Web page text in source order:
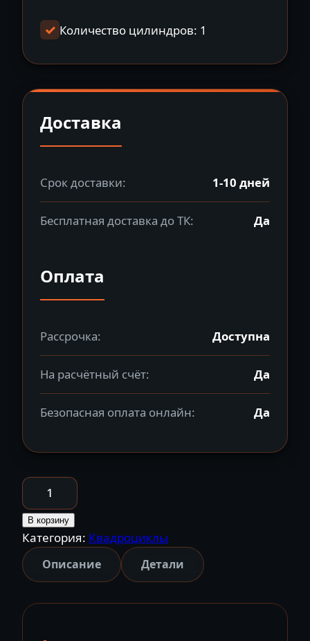
Количество цилиндров: 1
Доставка
Срок доставки: 1-10 дней
Бесплатная доставка до ТК: Да
Оплата
Рассрочка: Доступна
На расчётный счёт: Да
Безопасная оплата онлайн: Да
Количество
товара
Квадроцикл
бензиновый
MOTAX
GRIZLIK
ULTRA
В корзину
Категория: Квадроциклы
Описание Детали